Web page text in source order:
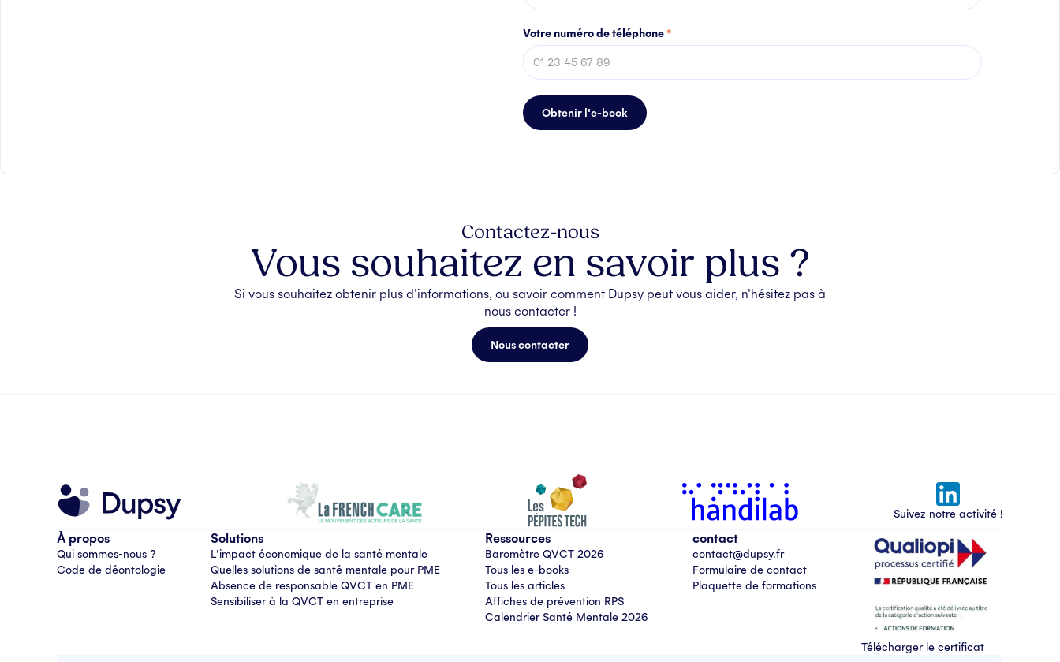
Votre numéro de téléphone*
Contactez-nous
Vous souhaitez en savoir plus ?
Si vous souhaitez obtenir plus d'informations, ou savoir comment Dupsy peut vous aider, n'hésitez pas à
nous contacter !
Nous contacter
Suivez notre activité !
À propos
Qui sommes-nous ?
Code de déontologie
Solutions
L'impact économique de la santé mentale
Quelles solutions de santé mentale pour PME
Absence de responsable QVCT en PME
Sensibiliser à la QVCT en entreprise
Ressources
Baromètre QVCT 2026
Tous les e-books
Tous les articles
Affiches de prévention RPS
Calendrier Santé Mentale 2026
contact
contact@dupsy.fr
Formulaire de contact
Plaquette de formations
Télécharger le certificat